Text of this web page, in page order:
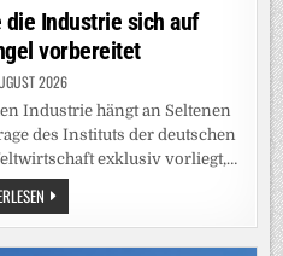
die Industrie sich auf
vorbereitet
2026
Industrie hängt an Seltenen
des Instituts der deutschen
exklusiv vorliegt,…
SELTENE
ERDEN:
WIE
DIE